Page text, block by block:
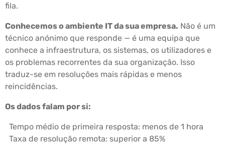
fila.
Conhecemos o ambiente IT da sua empresa. Não é um
técnico anónimo que responde — é uma equipa que
conhece a infraestrutura, os sistemas, os utilizadores e
os problemas recorrentes da sua organização. Isso
traduz-se em resoluções mais rápidas e menos
reincidências.
Os dados falam por si:
Tempo médio de primeira resposta: menos de 1 hora
Taxa de resolução remota: superior a 85%